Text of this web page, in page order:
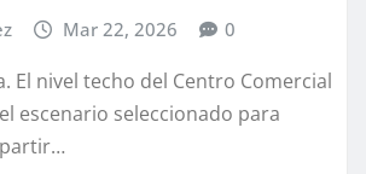
Mar 22, 2026 0
​El nivel techo del Centro Comercial
escenario seleccionado para